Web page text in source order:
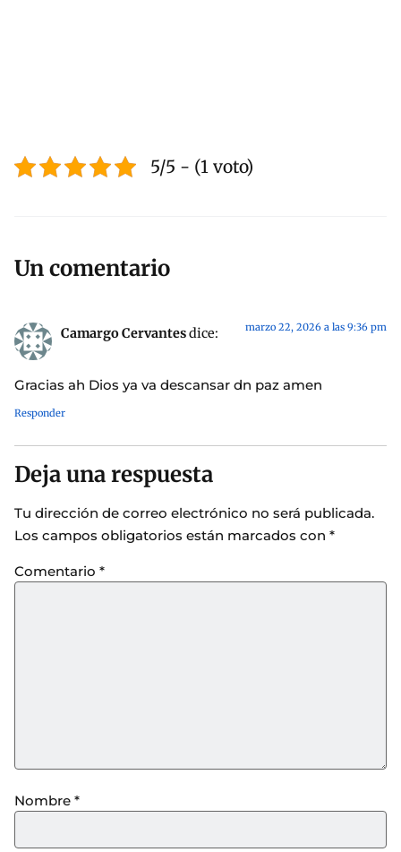
5/5 - (1 voto)
Un comentario
Camargo Cervantesdice: marzo 22, 2026 a las 9:36 pm
Gracias ah Dios ya va descansar dn paz amen
Responder
Deja una respuesta
Tu dirección de correo electrónico no será publicada.
Los campos obligatorios están marcados con *
Comentario *
Nombre *